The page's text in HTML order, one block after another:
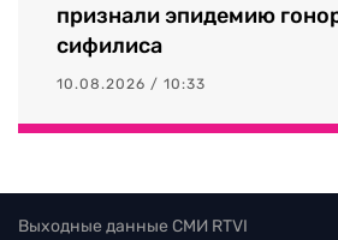
признали эпидемию
сифилиса
10.08.2026 / 10:33
Выходные данные СМИ RTVI